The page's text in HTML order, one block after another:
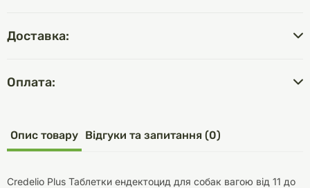
Доставка:
Оплата:
Опис товару Відгуки та запитання (0)
Credelio Plus Таблетки ендектоцид для собак вагою від 11 до